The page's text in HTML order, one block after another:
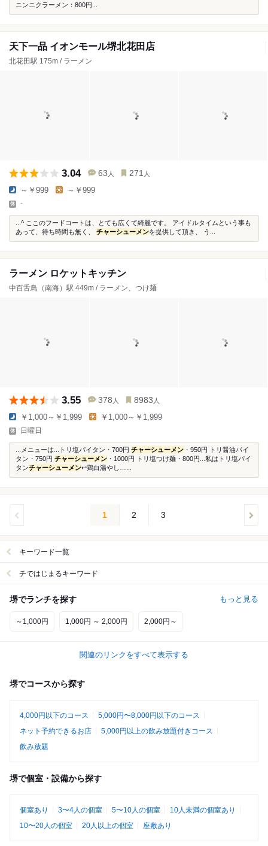
ニンニクラーメン：800円...
天下一品 イオンモール堺北花田店
北花田駅 175m / ラーメン
3.04 63 人 271 人
～￥999 ～￥999
-
...^ ここのフードコートは、とても広くて綺麗です。 アイドルタイムという事も
あって、待ち時間も無く、 チャーシューメンを提供して頂き、 う...
ラーメン ロケットキッチン
中百舌鳥（南海）駅 449m / ラーメン、つけ麺
3.55 378 人 8983 人
￥1,000～￥1,999 ￥1,000～￥1,999
日曜日
...メニューは...トリ塩パイタン・700円 チャーシューメン ・950円 トリ醤油パイ
タン・750円 チャーシューメン ・1000円 トリ塩つけ麺・800円...私はトリ塩パイ
タンチャーシューメン↩︎鶏白湯やし…...
1 2 3
キーワード一覧
チではじまるキーワード
堺でランチを探す もっと見る
～1,000円 1,000円 ～ 2,000円 2,000円～
関連のリンクをすべて表示する
堺でコースから探す
4,000円以下のコース
5,000円〜8,000円以下のコース
ネット予約できるお店
5,000円以上の飲み放題付きコース
飲み放題
堺で個室・設備から探す
個室あり 3〜4人の個室 5〜10人の個室
10人未満の個室あり
10〜20人の個室
20人以上の個室 座敷あり